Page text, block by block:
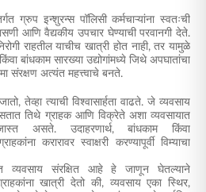
ग्रुप इन्शुरन्स पॉलिसी कर्मचाऱ्यांना स्वतःची
आणि वैद्यकीय उपचार घेण्याची परवानगी देते.
राहतील याचीच खात्री होत नाही, तर यामुळे
बांधकाम सारख्या उद्योगांमध्ये जिथे अपघातांचा
संरक्षण अत्यंत महत्त्वाचे बनते.
तेव्हा त्याची विश्वासार्हता वाढते. जे व्यवसाय
तिथे ग्राहक आणि विक्रेते अशा व्यवसायात
असते. उदाहरणार्थ, बांधकाम किंवा
करारावर स्वाक्षरी करण्यापूर्वी विम्याचा
व्यवसाय संरक्षित आहे हे जाणून घेतल्याने
खात्री देतो की, व्यवसाय एका स्थिर,